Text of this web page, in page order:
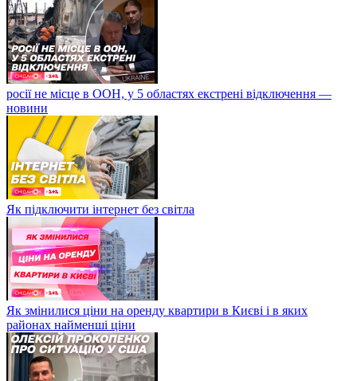
росії не місце в ООН, у 5 областях екстрені відключення —
новини
Як підключити інтернет без світла
Як змінилися ціни на оренду квартири в Києві і в яких
районах найменші ціни